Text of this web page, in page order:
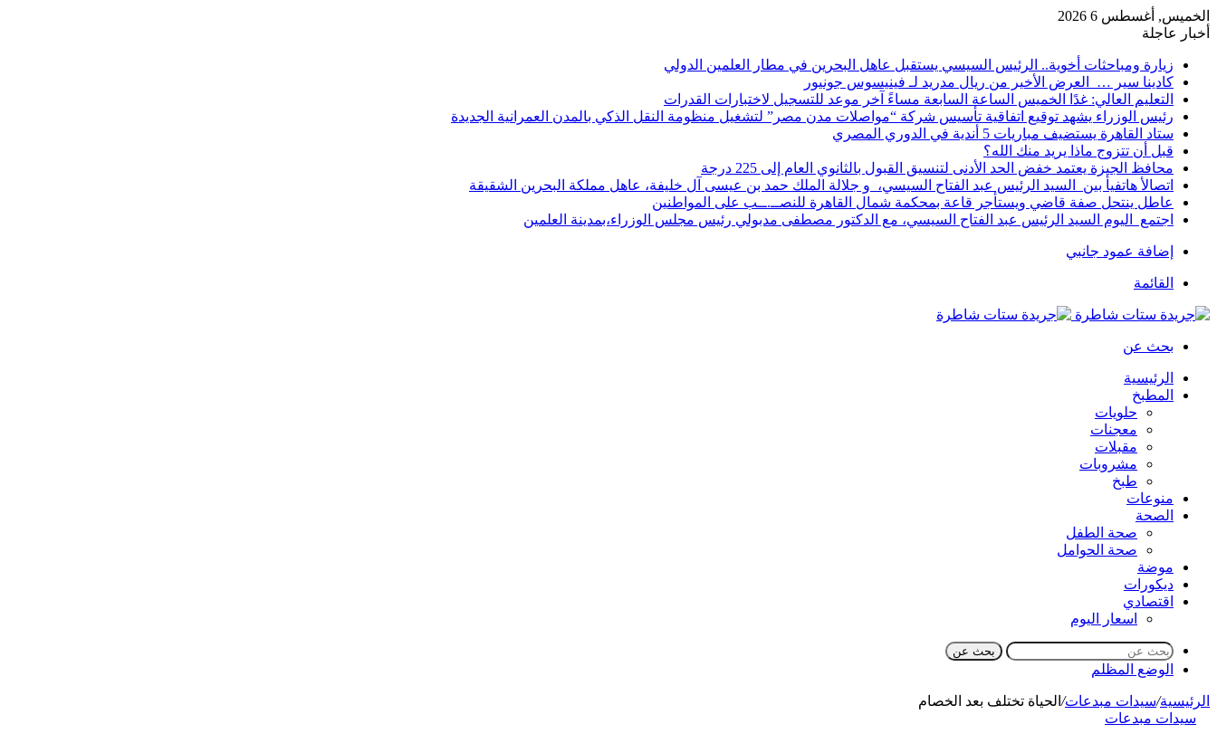
الخميس, أغسطس 6 2026
أخبار عاجلة
زيارة ومباحثات أخوية.. الرئيس السيسي يستقبل عاهل البحرين في مطار العلمين الدولي
كادينا سير … العرض الأخير من ريال مدريد لـ فينيسوس جونيور
التعليم العالي: غدًا الخميس الساعة السابعة مساءً آخر موعد للتسجيل لاختبارات القدرات
رئيس الوزراء يشهد توقيع اتفاقية تأسيس شركة “مواصلات مدن مصر” لتشغيل منظومة النقل الذكي بالمدن العمرانية الجديدة
ستاد القاهرة يستضيف مباريات 5 أندية في الدوري المصري
قبل أن تتزوج ماذا يريد منك الله؟
محافظ الجيزة يعتمد خفض الحد الأدنى لتنسيق القبول بالثانوي العام إلى 225 درجة
اتصالأ هاتفيأ بين السيد الرئيس عبد الفتاح السيسي، و جلالة الملك حمد بن عيسى آل خليفة، عاهل مملكة البحرين الشقيقة
عاطل ينتحل صفة قاضي ويستأجر قاعة بمحكمة شمال القاهرة للنصــ.ــب على المواطنين
اجتمع اليوم السيد الرئيس عبد الفتاح السيسي، مع الدكتور مصطفى مدبولي رئيس مجلس الوزراء،بمدينة العلمين
إضافة عمود جانبي
القائمة
بحث عن
الرئيسية
المطبخ
حلويات
معجنات
مقبلات
مشروبات
طبخ
منوعات
الصحة
صحة الطفل
صحة الحوامل
موضة
ديكورات
اقتصادي
اسعار اليوم
بحث عن
الوضع المظلم
الرئيسية/سيدات مبدعات/ الحياة تختلف بعد الخصام
سيدات مبدعات